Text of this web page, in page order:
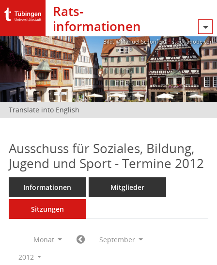
Rats­
informationen
Bild: @Manuel Schönfeld – stock.adobe.com
Translate into English
Ausschuss für Soziales, Bildung,
Jugend und Sport - Termine 2012
Informationen Mitglieder
Sitzungen
Monat
September
2012